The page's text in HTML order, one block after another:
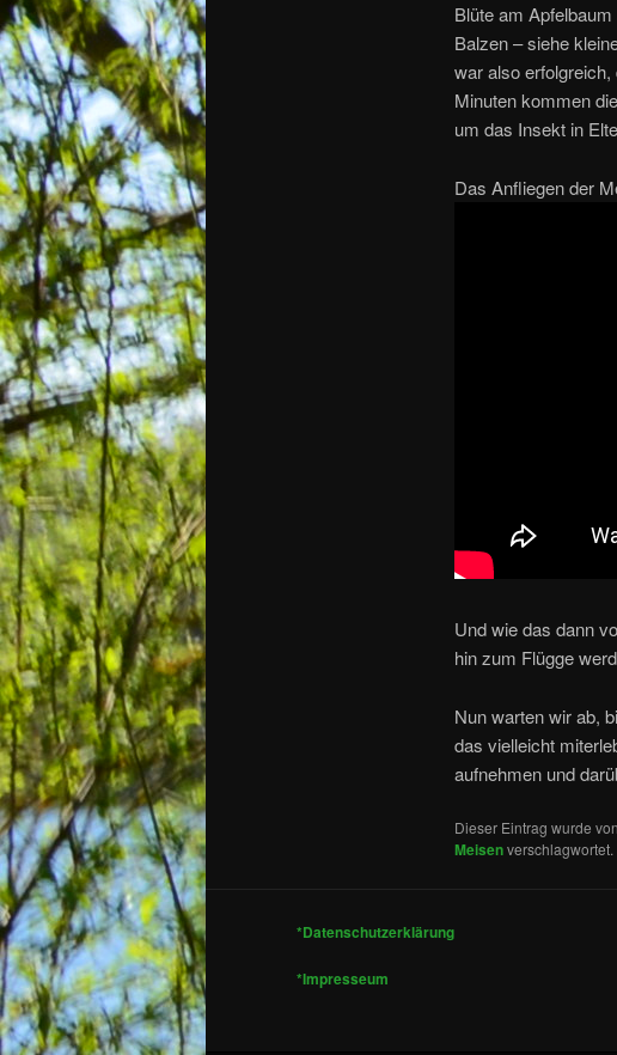
Blüte am
Balzen – siehe
war also
Minuten kommen
um das Insekt in
Das Anfliegen der
Und wie das dann
hin zum Flügge
Nun warten wir ab,
das vielleicht
aufnehmen und
Dieser Eintrag wurde von
Meisenverschlagwortet.
*Datenschutzerklärung
*Impresseum